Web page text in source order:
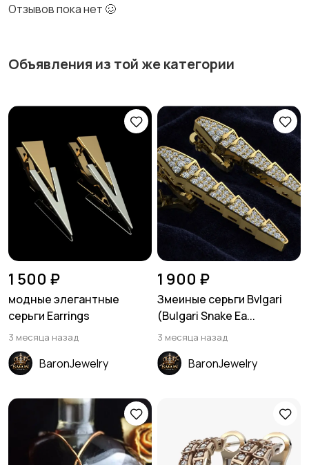
Отзывов пока нет 🥴
Объявления из той же категории
1 500 ₽
модные элегантные
серьги Earrings
3 месяца назад
BaronJewelry
1 900 ₽
Змеиные серьги Bvlgari
(Bulgari Snake Ea...
3 месяца назад
BaronJewelry